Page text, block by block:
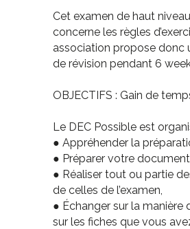
Cet examen de haut
concerne les règles
association propose donc
de révision pendant 6
OBJECTIFS : Gain de
Le DEC Possible est
● Appréhender la
● Préparer votre
● Réaliser tout ou partie
de celles de l’examen,
● Échanger sur la
sur les fiches que vous